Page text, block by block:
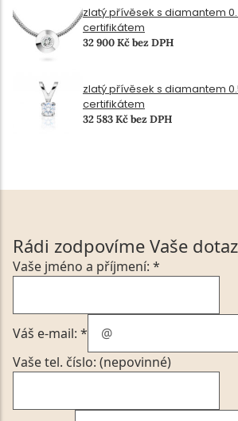
zlatý přívěsek s diamantem
certifikátem
32 900 Kč bez DPH
zlatý přívěsek s diamantem
certifikátem
32 583 Kč bez DPH
Rádi zodpovíme Vaše
Vaše jméno a příjmení: *
Váš e-mail: *
Vaše tel. číslo: (nepovinné)